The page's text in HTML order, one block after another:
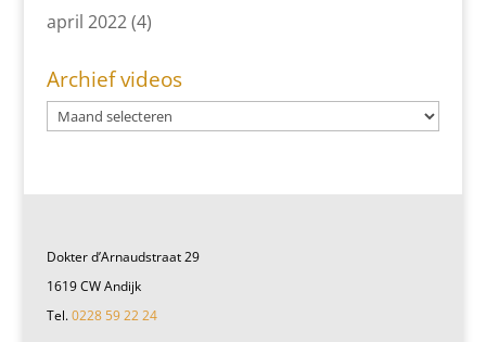
april 2022(4)
Archief videos
Dokter d’Arnaudstraat 29
1619 CW Andijk
Tel.0228 59 22 24